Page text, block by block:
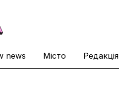
news Місто Редакція